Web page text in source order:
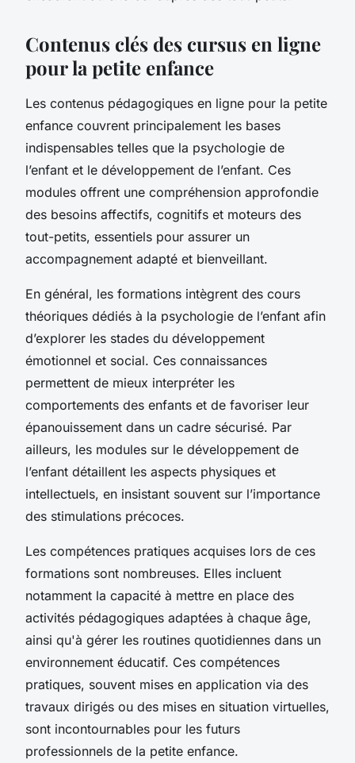
Contenus clés des cursus en ligne
pour la petite enfance
Les contenus pédagogiques en ligne pour la petite
enfance couvrent principalement les bases
indispensables telles que la psychologie de
l’enfant et le développement de l’enfant. Ces
modules offrent une compréhension approfondie
des besoins affectifs, cognitifs et moteurs des
tout-petits, essentiels pour assurer un
accompagnement adapté et bienveillant.
En général, les formations intègrent des cours
théoriques dédiés à la psychologie de l’enfant afin
d’explorer les stades du développement
émotionnel et social. Ces connaissances
permettent de mieux interpréter les
comportements des enfants et de favoriser leur
épanouissement dans un cadre sécurisé. Par
ailleurs, les modules sur le développement de
l’enfant détaillent les aspects physiques et
intellectuels, en insistant souvent sur l’importance
des stimulations précoces.
Les compétences pratiques acquises lors de ces
formations sont nombreuses. Elles incluent
notamment la capacité à mettre en place des
activités pédagogiques adaptées à chaque âge,
ainsi qu'à gérer les routines quotidiennes dans un
environnement éducatif. Ces compétences
pratiques, souvent mises en application via des
travaux dirigés ou des mises en situation virtuelles,
sont incontournables pour les futurs
professionnels de la petite enfance.